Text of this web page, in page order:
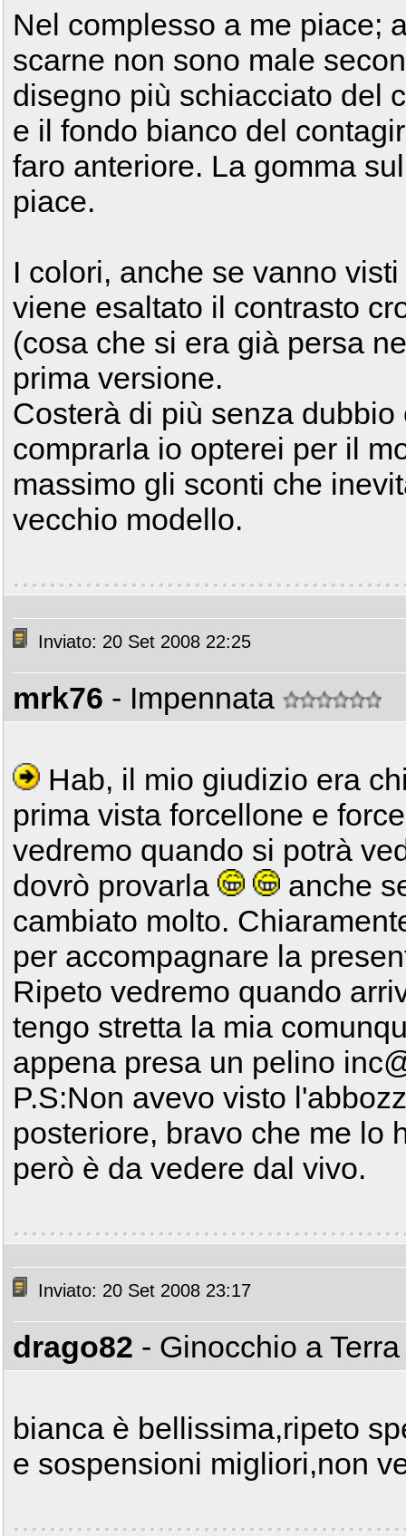
Nel complesso a me piace;
scarne non sono male
disegno più schiacciato del
e il fondo bianco del
faro anteriore. La gomma
piace.
I colori, anche se vanno
viene esaltato il contrasto
(cosa che si era già persa
prima versione.
Costerà di più senza
comprarla io opterei per il
massimo gli sconti che
vecchio modello.
Inviato: 20 Set 2008 22:25
mrk76 - Impennata
Hab, il mio giudizio era
prima vista forcellone e
vedremo quando si potrà
dovrò provarla
anche
cambiato molto.
per accompagnare la
Ripeto vedremo quando
tengo stretta la mia
appena presa un pelino
P.S:Non avevo visto
posteriore, bravo che me lo
però è da vedere dal vivo.
Inviato: 20 Set 2008 23:17
drago82 - Ginocchio a
bianca è bellissima,ripeto
e sospensioni migliori,non